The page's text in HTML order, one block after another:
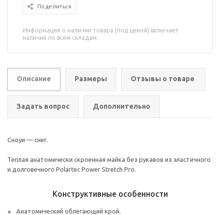
Поделиться
Информация о наличии товара (под ценой) включает
наличие по всем складам.
Описание Размеры Отзывы о товаре
Задать вопрос Дополнительно
Сноуи — снег.
Теплая анатомически скроенная майка без рукавов из эластичного
и долговечного Polartec Power Stretch Pro.
Конструктивные особенности
Анатомический облегающий крой.